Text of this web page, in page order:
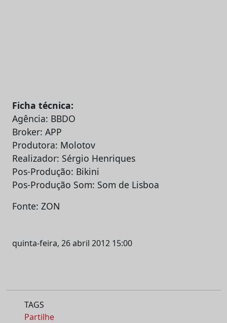
Ficha técnica:
Agência: BBDO
Broker: APP
Produtora: Molotov
Realizador: Sérgio Henriques
Pos-Produção: Bikini
Pos-Produção Som: Som de Lisboa
Fonte: ZON
quinta-feira, 26 abril 2012 15:00
TAGS
Partilhe